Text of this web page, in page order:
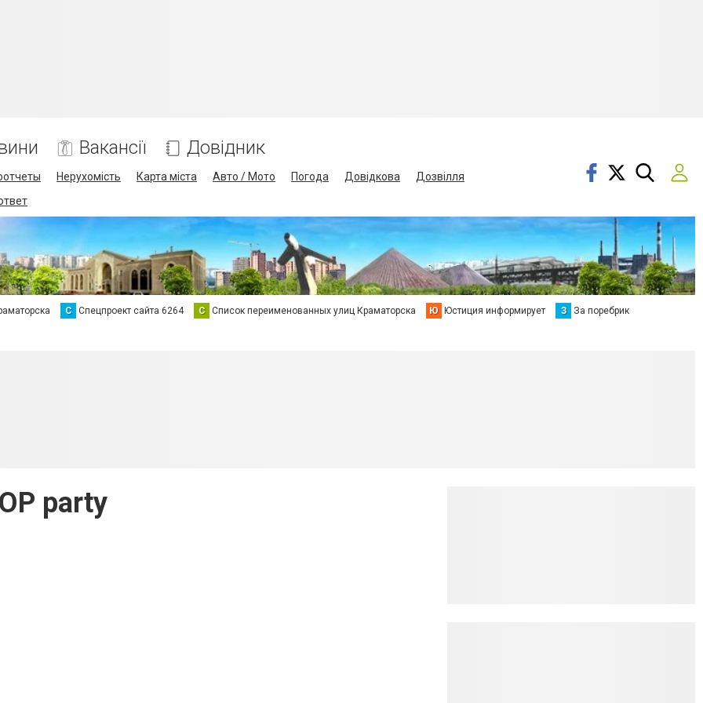
Вакансії Довідник
Нерухомість Карта міста Авто / Мото Погода Довідкова
Дозвілля
С Спецпроект сайта 6264 С Список переименованных улиц Краматорска Ю Юстиция информирует З За поребрик
party